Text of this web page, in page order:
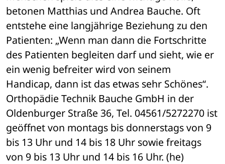
betonen Matthias und Andrea Bauche. Oft
entstehe eine langjährige Beziehung zu den
Patienten: „Wenn man dann die Fortschritte
des Patienten begleiten darf und sieht, wie er
ein wenig befreiter wird von seinem
Handicap, dann ist das etwas sehr Schönes“.
Orthopädie Technik Bauche GmbH in der
Oldenburger Straße 36, Tel. 04561/5272270 ist
geöffnet von montags bis donnerstags von 9
bis 13 Uhr und 14 bis 18 Uhr sowie freitags
von 9 bis 13 Uhr und 14 bis 16 Uhr. (he)